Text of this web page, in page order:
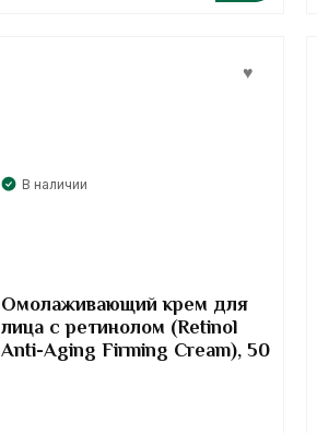
В наличии
Омолаживающий крем для
лица с ретинолом (Retinol
Anti-Aging Firming Cream), 50